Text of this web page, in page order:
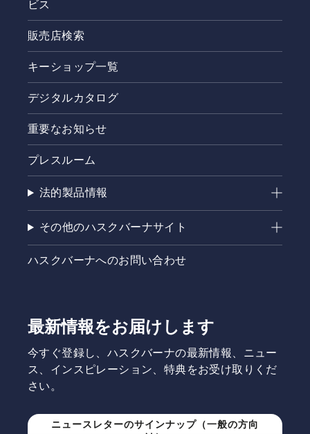
ビス
販売店検索
キーショップ一覧
デジタルカタログ
重要なお知らせ
プレスルーム
法的製品情報
その他のハスクバーナサイト
ハスクバーナへのお問い合わせ
最新情報をお届けします
今すぐ登録し、ハスクバーナの最新情報、ニュー
ス、インスピレーション、特典をお受け取りくだ
さい。
ニュースレターのサインナップ（一般の方向